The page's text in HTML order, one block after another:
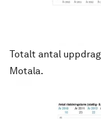
Totalt antal
Motala.